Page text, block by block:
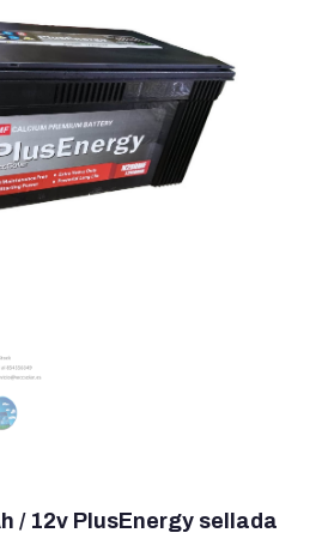
/ 12v PlusEnergy sellada